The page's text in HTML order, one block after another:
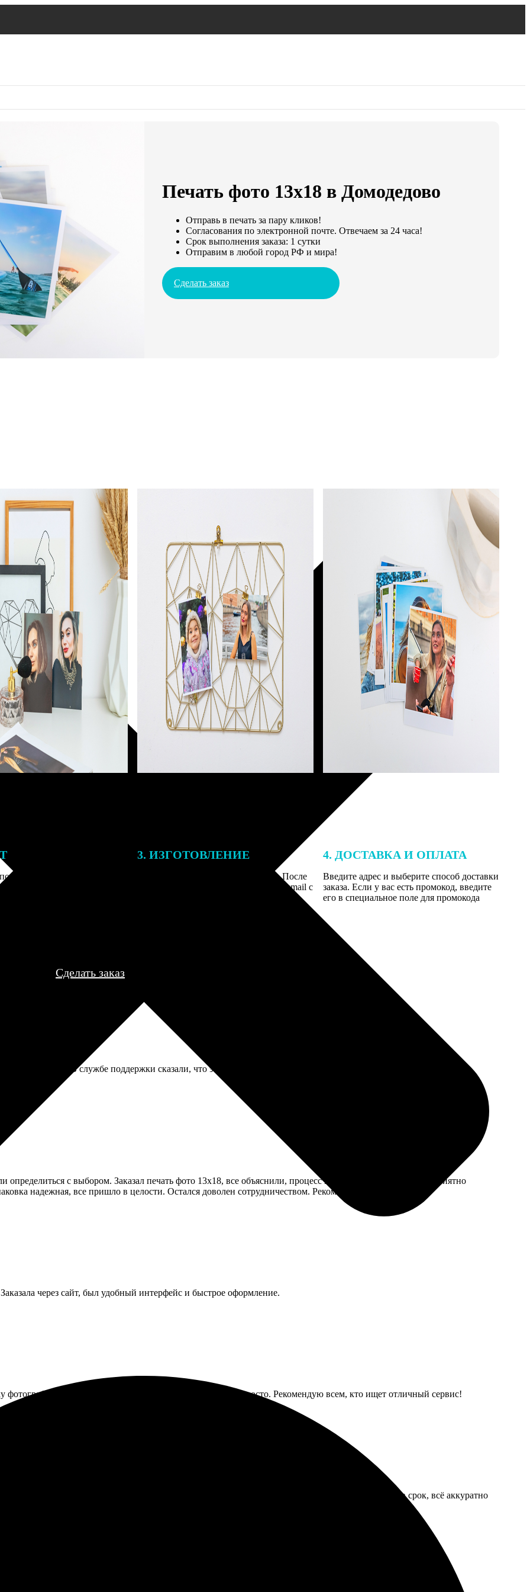
Печать фото 13х18 в Домодедово
Отправь в печать за пару кликов!
Согласования по электронной почте. Отвечаем за 24 часа!
Срок выполнения заказа: 1 сутки
Отправим в любой город РФ и мира!
Сделать заказ
заказа к печати
могут связаться с Вами
телефону или email для
деталей.
3. ИЗГОТОВЛЕНИЕ
Оплатите заказ банковской картой. После
оплаты получите подтверждение на email с
описанием заказа. Когда отправим заказ
4. ДОСТАВКА И ОПЛАТА
Введите адрес и выберите способ доставки
заказа. Если у вас есть промокод, введите
его в специальное поле для промокода
Сделать заказ
немного к краю. В службе поддержки сказали, что это допустимый технологический допуск. Ну что ж, придётся
определиться с выбором. Заказал печать фото 13х18, все объяснили, процесс понятен. Время ожидания приятно
надежная, все пришло в целости. Остался доволен сотрудничеством. Рекомендую всем!
через сайт, был удобный интерфейс и быстрое оформление.
фотографий 13х18 в Домодедово. Быстро, качественно и просто. Рекомендую всем, кто ищет отличный сервис!
оформлять заказ на сайте. Очень понравилось качество печати и цветопередача. Заказ пришёл в срок, всё аккуратно
Рекомендую всем, кто ценит хороший сервис и результат.